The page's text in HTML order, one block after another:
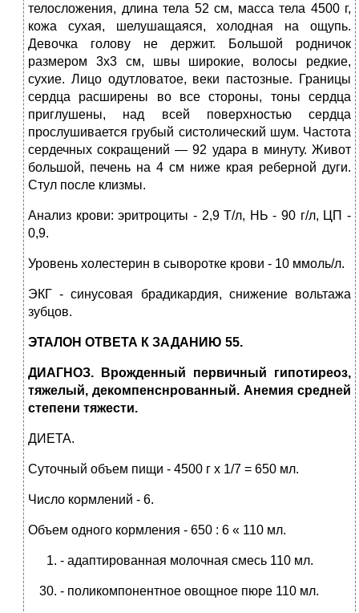
телосложения, длина тела 52 см, масса тела 4500 г,
кожа сухая, шелушащаяся, холодная на ощупь.
Девочка голову не держит. Большой родничок
размером 3x3 см, швы широкие, волосы редкие,
сухие. Лицо одутловатое, веки пастозные. Границы
сердца расширены во все стороны, тоны сердца
приглушены, над всей поверхностью сердца
прослушивается грубый систолический шум. Частота
сердечных сокращений — 92 удара в минуту. Живот
большой, печень на 4 см ниже края реберной дуги.
Стул после клизмы.
Анализ крови: эритроциты - 2,9 Т/л, НЬ - 90 г/л, ЦП -
0,9.
Уровень холестерин в сыворотке крови - 10 ммоль/л.
ЭКГ - синусовая брадикардия, снижение вольтажа
зубцов.
ЭТАЛОН ОТВЕТА К ЗАДАНИЮ 55.
ДИАГНОЗ. Врожденный первичный гипотиреоз,
тяжелый, декомпенснрованный. Анемия средней
степени тяжести.
ДИЕТА.
Суточный объем пищи - 4500 г х 1/7 = 650 мл.
Число кормлений - 6.
Объем одного кормления - 650 : 6 « 110 мл.
- адаптированная молочная смесь 110 мл.
- поликомпонентное овощное пюре 110 мл.